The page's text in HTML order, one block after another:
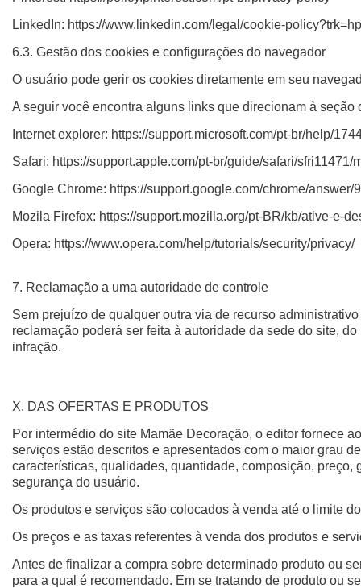
LinkedIn: https://www.linkedin.com/legal/cookie-
6.3. Gestão dos cookies e configurações do navegador
O usuário pode gerir os cookies diretamente em seu
A seguir você encontra alguns links que direcionam à
Internet explorer: https://support.microsoft.com/pt-br/help/
Safari: https://support.apple.com/pt-br/guide/safari/sfri11471/
Google Chrome: https://support.google.com/chrome/answer/
Mozila Firefox: https://support.mozilla.org/pt-BR/kb/ative-e-
Opera: https://www.opera.com/help/tutorials/security/privacy/
7. Reclamação a uma autoridade de controle
Sem prejuízo de qualquer outra via de recurso
reclamação poderá ser feita à autoridade da sede do site,
infração.
X. DAS OFERTAS E PRODUTOS
Por intermédio do site Mamãe Decoração, o editor fornece
serviços estão descritos e apresentados com o maior grau
características, qualidades, quantidade, composição,
segurança do usuário.
Os produtos e serviços são colocados à venda até o limite
Os preços e as taxas referentes à venda dos produtos e
Antes de finalizar a compra sobre determinado produto ou
para a qual é recomendado. Em se tratando de produto ou